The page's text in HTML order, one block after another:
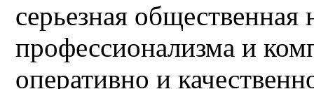
серьезная общественная
профессионализма и
оперативно и